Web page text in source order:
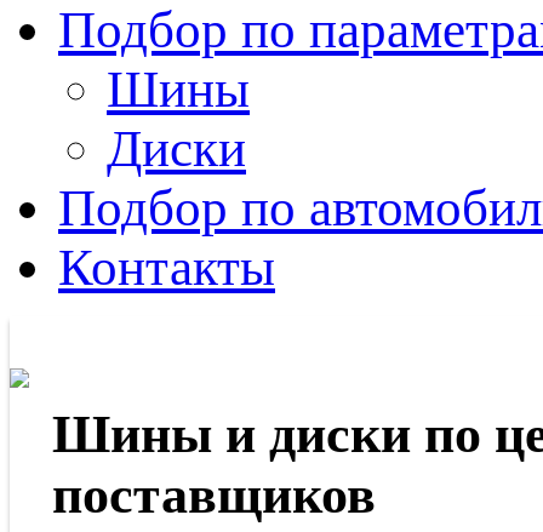
Подбор по
Шины
Диски
Подбор по
Контакты
Шины и диски по
поставщиков